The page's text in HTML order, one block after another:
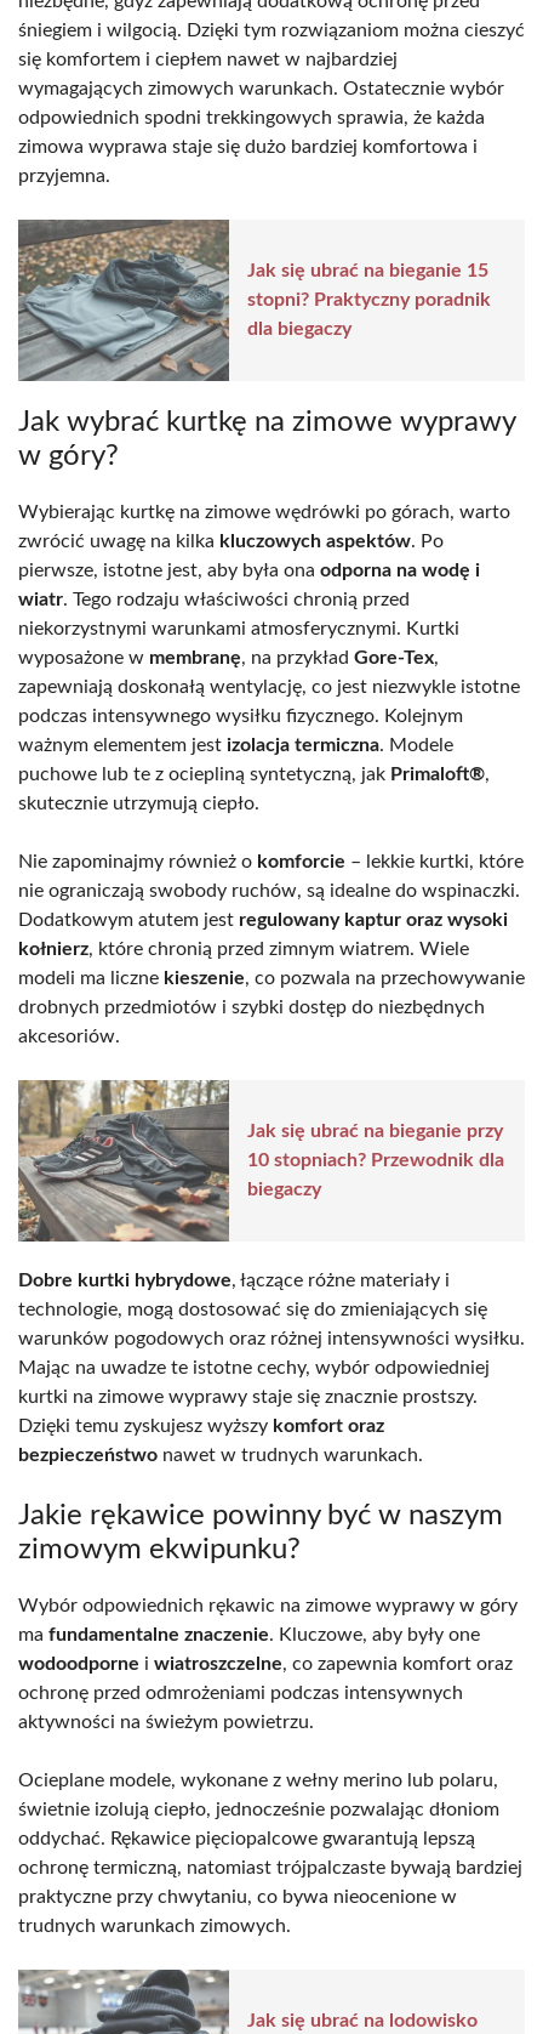
śniegiem i wilgocią. Dzięki tym rozwiązaniom można cieszyć
się komfortem i ciepłem nawet w najbardziej
wymagających zimowych warunkach. Ostatecznie wybór
odpowiednich spodni trekkingowych sprawia, że każda
zimowa wyprawa staje się dużo bardziej komfortowa i
przyjemna.
Jak się ubrać na bieganie 15
stopni? Praktyczny poradnik
dla biegaczy
Jak wybrać kurtkę na zimowe wyprawy
w góry?
Wybierając kurtkę na zimowe wędrówki po górach, warto
zwrócić uwagę na kilka kluczowych aspektów. Po
pierwsze, istotne jest, aby była ona odporna na wodę i
wiatr. Tego rodzaju właściwości chronią przed
niekorzystnymi warunkami atmosferycznymi. Kurtki
wyposażone w membranę, na przykład Gore-Tex,
zapewniają doskonałą wentylację, co jest niezwykle istotne
podczas intensywnego wysiłku fizycznego. Kolejnym
ważnym elementem jest izolacja termiczna. Modele
puchowe lub te z ociepliną syntetyczną, jak Primaloft®,
skutecznie utrzymują ciepło.
Nie zapominajmy również o komforcie – lekkie kurtki, które
nie ograniczają swobody ruchów, są idealne do wspinaczki.
Dodatkowym atutem jest regulowany kaptur oraz wysoki
kołnierz, które chronią przed zimnym wiatrem. Wiele
modeli ma liczne kieszenie, co pozwala na przechowywanie
drobnych przedmiotów i szybki dostęp do niezbędnych
akcesoriów.
Jak się ubrać na bieganie przy
10 stopniach? Przewodnik dla
biegaczy
Dobre kurtki hybrydowe, łączące różne materiały i
technologie, mogą dostosować się do zmieniających się
warunków pogodowych oraz różnej intensywności wysiłku.
Mając na uwadze te istotne cechy, wybór odpowiedniej
kurtki na zimowe wyprawy staje się znacznie prostszy.
Dzięki temu zyskujesz wyższy komfort oraz
bezpieczeństwo nawet w trudnych warunkach.
Jakie rękawice powinny być w naszym
zimowym ekwipunku?
Wybór odpowiednich rękawic na zimowe wyprawy w góry
ma fundamentalne znaczenie. Kluczowe, aby były one
wodoodporne i wiatroszczelne, co zapewnia komfort oraz
ochronę przed odmrożeniami podczas intensywnych
aktywności na świeżym powietrzu.
Ocieplane modele, wykonane z wełny merino lub polaru,
świetnie izolują ciepło, jednocześnie pozwalając dłoniom
oddychać. Rękawice pięciopalcowe gwarantują lepszą
ochronę termiczną, natomiast trójpalczaste bywają bardziej
praktyczne przy chwytaniu, co bywa nieocenione w
trudnych warunkach zimowych.
Jak się ubrać na lodowisko